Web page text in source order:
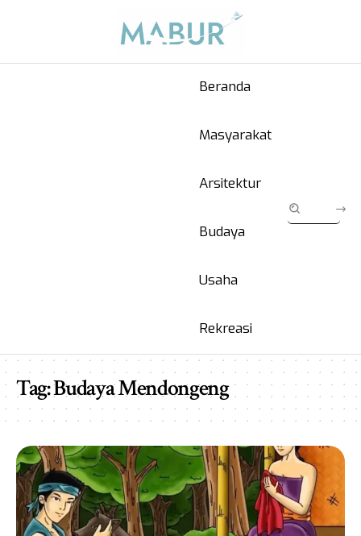
Beranda
Masyarakat
Arsitektur
Budaya
Usaha
Rekreasi
Tag:Budaya Mendongeng